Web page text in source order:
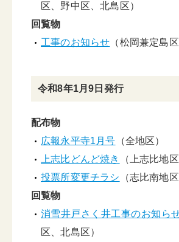
区、野中区、北島区）
回覧物
工事のお知らせ （松岡兼定島区
令和8年1月9日発行
配布物
広報永平寺1月号 （全地区）
上志比どんど焼き
（上志比地区
投票所変更チラシ （志比南地区
回覧物
消雪井戸さく井工事のお知ら
区、北島区）